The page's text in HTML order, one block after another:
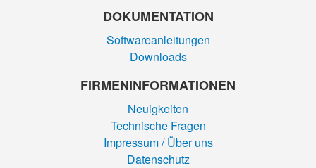
DOKUMENTATION
Softwareanleitungen
Downloads
FIRMEN­INFORMATIONEN
Neuigkeiten
Technische Fragen
Impressum / Über uns
Datenschutz